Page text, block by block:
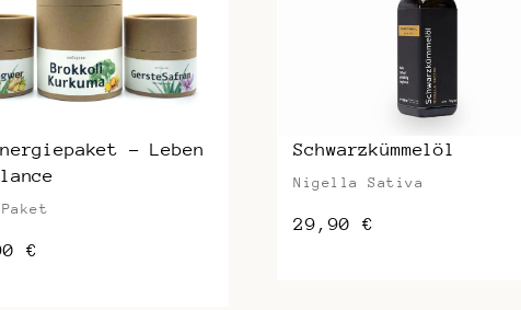
– Leben
€
Schwarzkümmelöl
Nigella Sativa
29,90€